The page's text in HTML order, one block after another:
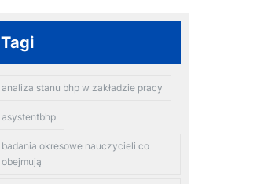
Tagi
analiza stanu bhp w zakładzie pracy
asystentbhp
badania okresowe nauczycieli co
obejmują